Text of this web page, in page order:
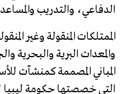
الدفاعي، والتدريب
الممتلكات المنقولة وغير
والمعدات البرية والبحرية
المباني المصممة كمنشآت
التي خصصتها حكومة ليبيا